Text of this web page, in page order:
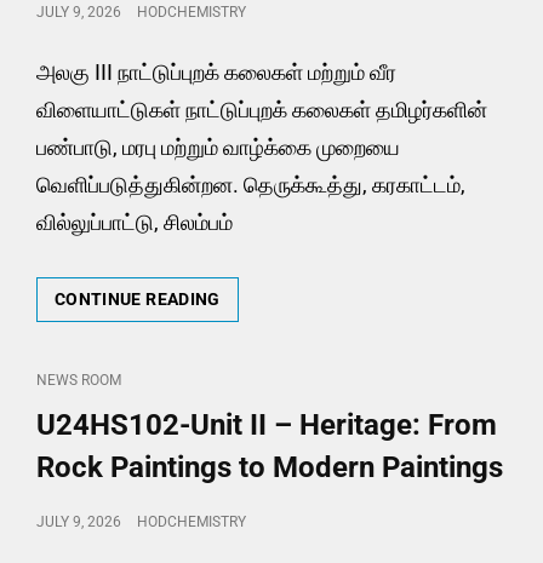
POSTED
JULY 9, 2026 HODCHEMISTRY
அலகு III நாட்டுப்புறக் கலைகள் மற்றும் வீர
விளையாட்டுகள் நாட்டுப்புறக் கலைகள் தமிழர்களின்
பண்பாடு, மரபு மற்றும் வாழ்க்கை முறையை
வெளிப்படுத்துகின்றன. தெருக்கூத்து, கரகாட்டம்,
வில்லுப்பாட்டு, சிலம்பம்
CONTINUE READING
UNIT
ARTS
MARTIAL
CAT
LINKS
NEWS ROOM
U24HS102-Unit II – Heritage: From
Rock Paintings to Modern Paintings
POSTED
JULY 9, 2026 HODCHEMISTRY